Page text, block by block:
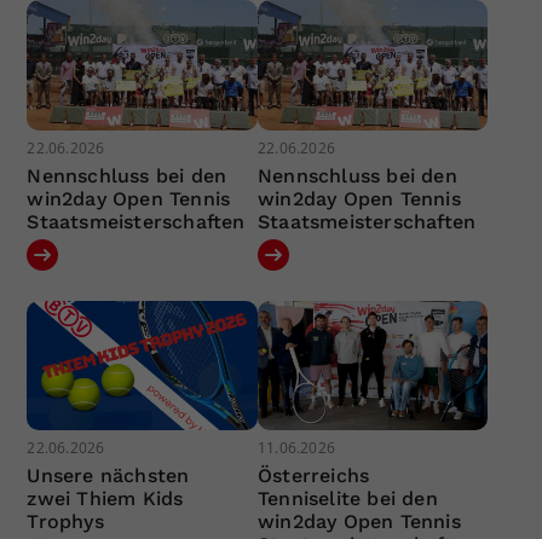
22.06.2026
Nennschluss bei den
win2day Open Tennis
Staatsmeisterschaften
22.06.2026
Nennschluss bei den
win2day Open Tennis
Staatsmeisterschaften
22.06.2026
Unsere nächsten
zwei Thiem Kids
Trophys
11.06.2026
Österreichs
Tenniselite bei den
win2day Open Tennis